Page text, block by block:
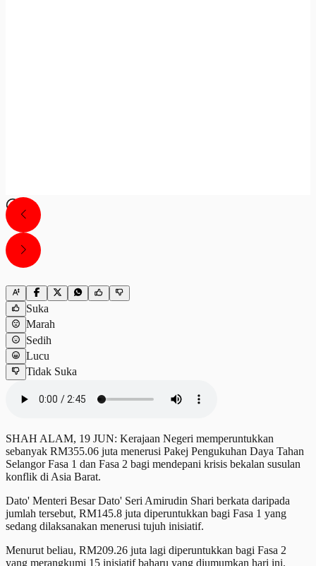
Suka
Marah
Sedih
Lucu
Tidak Suka
SHAH ALAM, 19 JUN: Kerajaan Negeri memperuntukkan
sebanyak RM355.06 juta menerusi Pakej Pengukuhan Daya Tahan
Selangor Fasa 1 dan Fasa 2 bagi mendepani krisis bekalan susulan
konflik di Asia Barat.
Dato' Menteri Besar Dato' Seri Amirudin Shari berkata daripada
jumlah tersebut, RM145.8 juta diperuntukkan bagi Fasa 1 yang
sedang dilaksanakan menerusi tujuh inisiatif.
Menurut beliau, RM209.26 juta lagi diperuntukkan bagi Fasa 2
yang merangkumi 15 inisiatif baharu yang diumumkan hari ini.